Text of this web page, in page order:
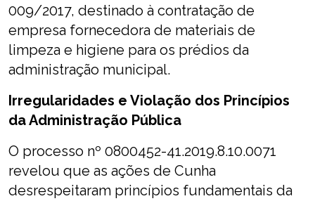
009/2017, destinado à contratação de
empresa fornecedora de materiais de
limpeza e higiene para os prédios da
administração municipal.
Irregularidades e Violação dos Princípios
da Administração Pública
O processo nº 0800452-41.2019.8.10.0071
revelou que as ações de Cunha
desrespeitaram princípios fundamentais da